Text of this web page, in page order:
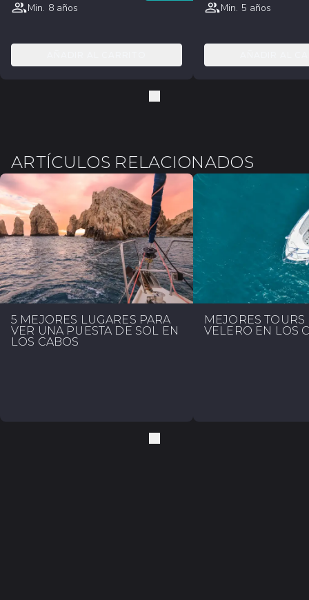
Min. 8 años
Min. 5 años
ARTÍCULOS RELACIONADOS
5 MEJORES LUGARES PARA
VER UNA PUESTA DE SOL EN
LOS CABOS
MEJORES TOURS
VELERO EN LOS